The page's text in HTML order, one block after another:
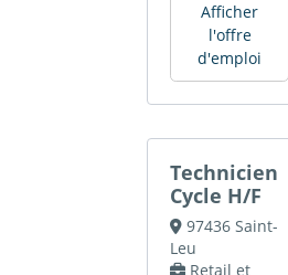
Afficher
l'offre
d'emploi
Technicien
Cycle H/F
97436 Saint-
Leu
Retail et